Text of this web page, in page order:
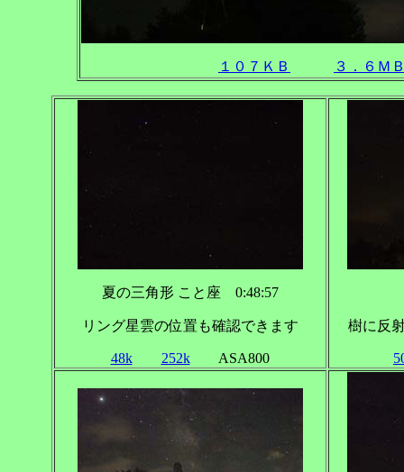
１０７ＫＢ ３．６Ｍ
夏の三角形 こと座 0:48:57
リング星雲の位置も確認できます
48k 252kASA800
樹に反